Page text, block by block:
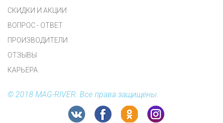
СКИДКИ И АКЦИИ
ВОПРОС - ОТВЕТ
ПРОИЗВОДИТЕЛИ
ОТЗЫВЫ
КАРЬЕРА
© 2018 MAG-RIVER. Все права защищены.